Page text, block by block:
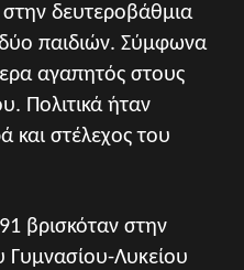
δευτεροβάθμια
παιδιών. Σύμφωνα
αγαπητός στους
Πολιτικά ήταν
και στέλεχος του
βρισκόταν στην
Λυκείου